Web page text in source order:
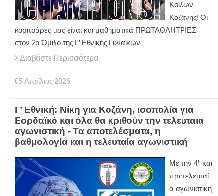
Κοίλων
Κοζάνης! Οι
κοριτσάρες μας είναι και μαθηματικά ΠΡΩΤΑΘΛΗΤΡΙΕΣ
στον 2ο Όμιλο της Γ’ Εθνικής Γυναικών
Διαβάστε Περισσότερα
05 Απρίλιος 2026
Γ’ Εθνική: Νίκη για Κοζάνη, ισοπαλία για
Εορδαϊκό και όλα θα κριθούν την τελευταια
αγωνιστική - Τα αποτελέσματα, η
βαθμολογία και η τελευταία αγωνιστική
Με την 4η και
προτελευταί
α αγωνιστική